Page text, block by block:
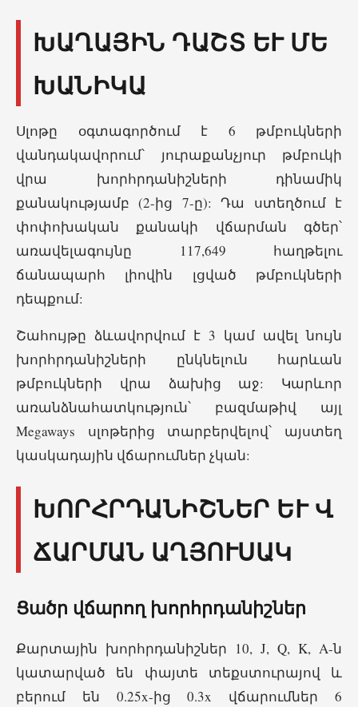
ԽԱՂԱՅԻՆ ԴԱՇՏ ԵՒ ՄԵԽ
ԱՆԻԿԱ
Սլոթը օգտագործում է 6 թմբուկների
վանդակավորում՝ յուրաքանչյուր թմբուկի
վրա խորհրդանիշների դինամիկ
քանակությամբ (2-ից 7-ը): Դա ստեղծում է
փոփոխական քանակի վճարման գծեր՝
առավելագույնը 117,649 հաղթելու
ճանապարհ լիովին լցված թմբուկների
դեպքում:
Շահույթը ձևավորվում է 3 կամ ավել նույն
խորհրդանիշների ընկնելուն հարևան
թմբուկների վրա ձախից աջ: Կարևոր
առանձնահատկություն՝ բազմաթիվ այլ
Megaways սլոթերից տարբերվելով՝ այստեղ
կասկադային վճարումներ չկան:
ԽՈՐՀՐԴԱՆԻՇՆԵՐ ԵՒ ՎՃ
ԱՐՄԱՆ ԱՂՅՈՒՍԱԿ
Ցածր վճարող խորհրդանիշներ
Քարտային խորհրդանիշներ 10, J, Q, K, A-ն
կատարված են փայտե տեքստուրայով և
բերում են 0.25x-ից 0.3x վճարումներ 6